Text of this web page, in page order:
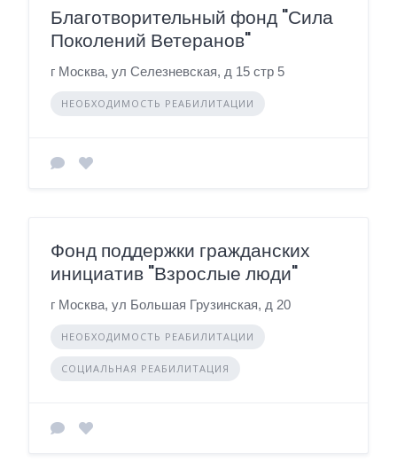
Благотворительный фонд "Сила
Поколений Ветеранов"
г Москва, ул Селезневская, д 15 стр 5
НЕОБХОДИМОСТЬ РЕАБИЛИТАЦИИ
Фонд поддержки гражданских
инициатив "Взрослые люди"
г Москва, ул Большая Грузинская, д 20
НЕОБХОДИМОСТЬ РЕАБИЛИТАЦИИ
СОЦИАЛЬНАЯ РЕАБИЛИТАЦИЯ